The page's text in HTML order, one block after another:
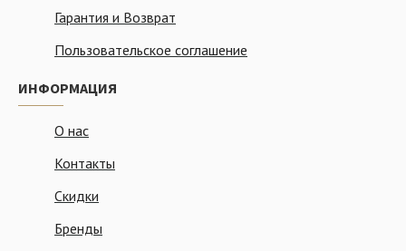
Гарантия и Возврат
Пользовательское соглашение
ИНФОРМАЦИЯ
О нас
Контакты
Скидки
Бренды